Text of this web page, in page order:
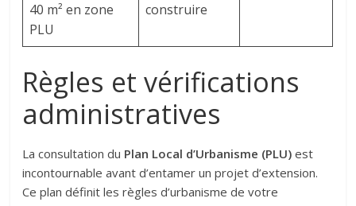
40 m² en zone
PLU
construire
Règles et vérifications
administratives
La consultation du Plan Local d’Urbanisme (PLU) est
incontournable avant d’entamer un projet d’extension.
Ce plan définit les règles d’urbanisme de votre